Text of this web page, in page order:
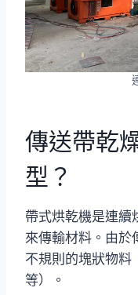
傳送帶乾
型？
帶式烘乾機是連續
來傳輸材料。由於
不規則的塊狀物料
等）。